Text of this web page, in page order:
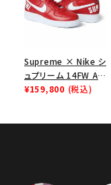
Supreme × Nike シ
ュプリーム 14FW Air
Force 1 High エア
¥159,800 (税込)